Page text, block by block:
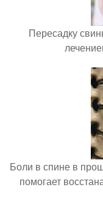
Пересадку
Боли в спине в
помогает